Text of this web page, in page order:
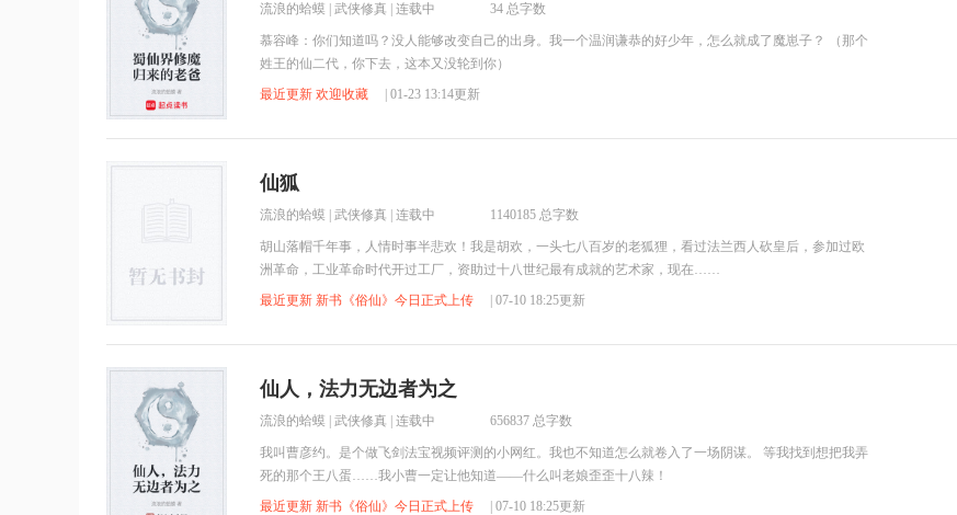
流浪的蛤蟆 武侠修真 | 连载中 34 总字数
慕容峰：你们知道吗？没人能够改变自己的出身。我一个温润谦恭的好少年，怎么就成了魔崽子？ （那个
姓王的仙二代，你下去，这本又没轮到你）
最近更新 欢迎收藏
| 01-23 13:14更新
仙狐
流浪的蛤蟆 武侠修真 | 连载中 1140185 总字数
胡山落帽千年事，人情时事半悲欢！我是胡欢，一头七八百岁的老狐狸，看过法兰西人砍皇后，参加过欧
洲革命，工业革命时代开过工厂，资助过十八世纪最有成就的艺术家，现在……
最近更新 新书《俗仙》今日正式上传
| 07-10 18:25更新
仙人，法力无边者为之
流浪的蛤蟆 武侠修真 | 连载中 656837 总字数
我叫曹彦约。是个做飞剑法宝视频评测的小网红。我也不知道怎么就卷入了一场阴谋。 等我找到想把我弄
死的那个王八蛋……我小曹一定让他知道——什么叫老娘歪歪十八辣！
最近更新 新书《俗仙》今日正式上传
| 07-10 18:25更新